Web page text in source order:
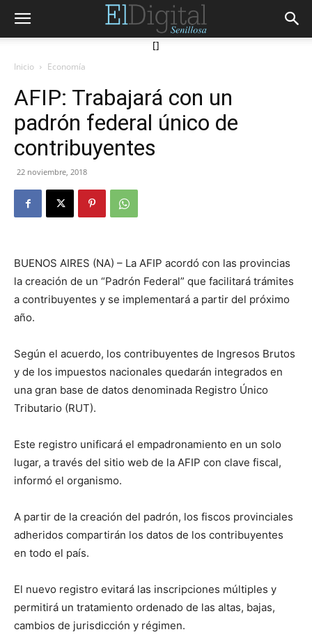
[]
Inicio Economía
AFIP: Trabajará con un
padrón federal único de
contribuyentes
22 noviembre, 2018
BUENOS AIRES (NA) – La AFIP acordó con las provincias
la creación de un “Padrón Federal” que facilitará trámites
a contribuyentes y se implementará a partir del próximo
año.
Según el acuerdo, los contribuyentes de Ingresos Brutos
y de los impuestos nacionales quedarán integrados en
una gran base de datos denominada Registro Único
Tributario (RUT).
Este registro unificará el empadronamiento en un solo
lugar, a través del sitio web de la AFIP con clave fiscal,
informó el organismo.
A partir de la creación del padrón, los fiscos provinciales
adheridos compartirán los datos de los contribuyentes
en todo el país.
El nuevo registro evitará las inscripciones múltiples y
permitirá un tratamiento ordenado de las altas, bajas,
cambios de jurisdicción y régimen.